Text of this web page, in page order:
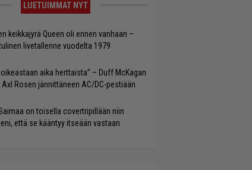
LUETUIMMAT NYT
keikkajyrä Queen oli ennen vanhaan –
livetallenne vuodelta 1979
aika herttaista” – Duff McKagan
Axl Rosen jännittäneen AC/DC-pestiään
on toisella covertripillään niin
että se kääntyy itseään vastaan